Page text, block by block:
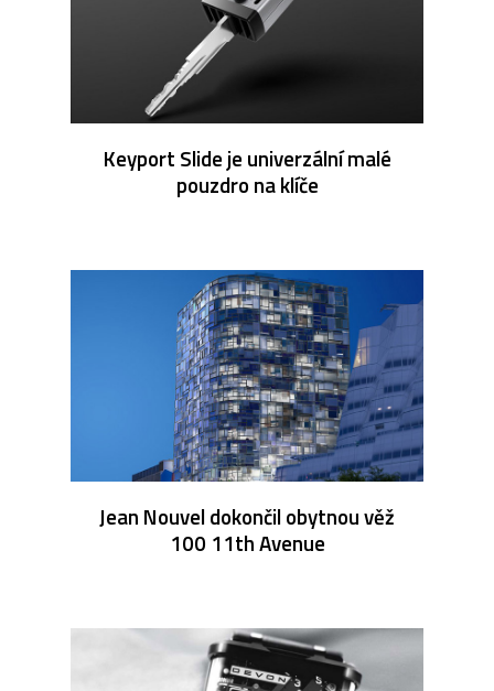
Keyport Slide je univerzální malé
pouzdro na klíče
Jean Nouvel dokončil obytnou věž
100 11th Avenue